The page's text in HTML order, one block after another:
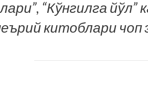
“Кўнгилга йўл”
китоблари чоп